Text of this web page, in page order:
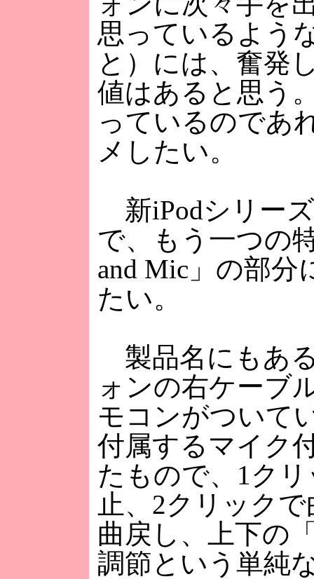
思っているよう
と）には、奮発
値はあると思う
っているのであ
メしたい。
新iPodシリー
で、もう一つの
and Mic」の部
たい。
製品名にもあ
ォンの右ケーブ
モコンがついて
付属するマイク
たもので、1ク
止、2クリック
曲戻し、上下の
調節という単純